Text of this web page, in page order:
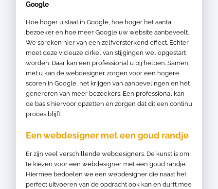
Google
Hoe hoger u staat in Google, hoe hoger het aantal
bezoeker en hoe meer Google uw website aanbeveelt.
We spreken hier van een zelfversterkend effect. Echter
moet deze vicieuze cirkel van stijgingen wel opgestart
worden. Daar kan een professional u bij helpen. Samen
met u kan de webdesigner zorgen voor een hogere
scoren in Google, het krijgen van aanbevelingen en het
genereren van meer bezoekers. Een professional kan
de basis hiervoor opzetten en zorgen dat dit een continu
proces blijft.
Een webdesigner met een goud randje
Er zijn veel verschillende webdesigners. De kunst is om
te kiezen voor een webdesigner met een goud randje.
Hiermee bedoelen we een webdesigner die naast het
perfect uitvoeren van de opdracht ook kan en durft mee